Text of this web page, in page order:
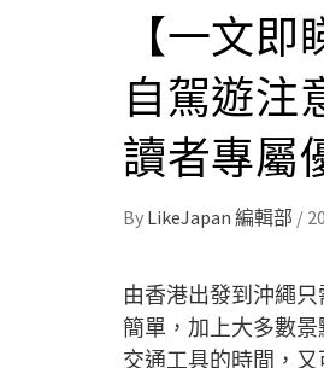
【一文
自駕遊注
讀者專屬
By LikeJapan 編輯部 /
由香港出發到沖繩
簡單，加上大多數
交通工具的時間，